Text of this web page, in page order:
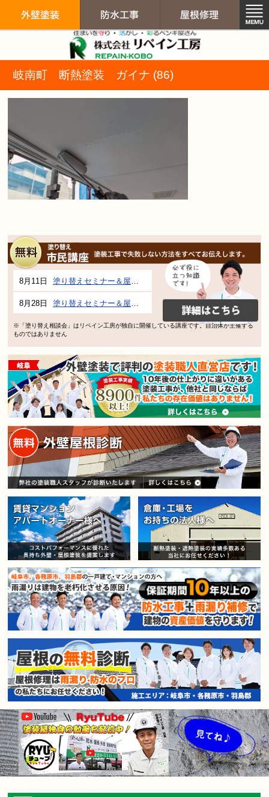
岐南町 断熱塗装 ガイナ (86)
8月11日 塗り替えセミナー＆屋根、外壁の塗り替え市民講座 inぎふメディアコスモス
8月28日 塗り替えセミナー＆屋根、外壁の塗り替え市民講座 inぎふメディアコスモス
※「塗り替え相談会」はリペイン工房が独自に開催している講座です。自治体が主催する
ものではありません
賃貸マンション・アパートオー